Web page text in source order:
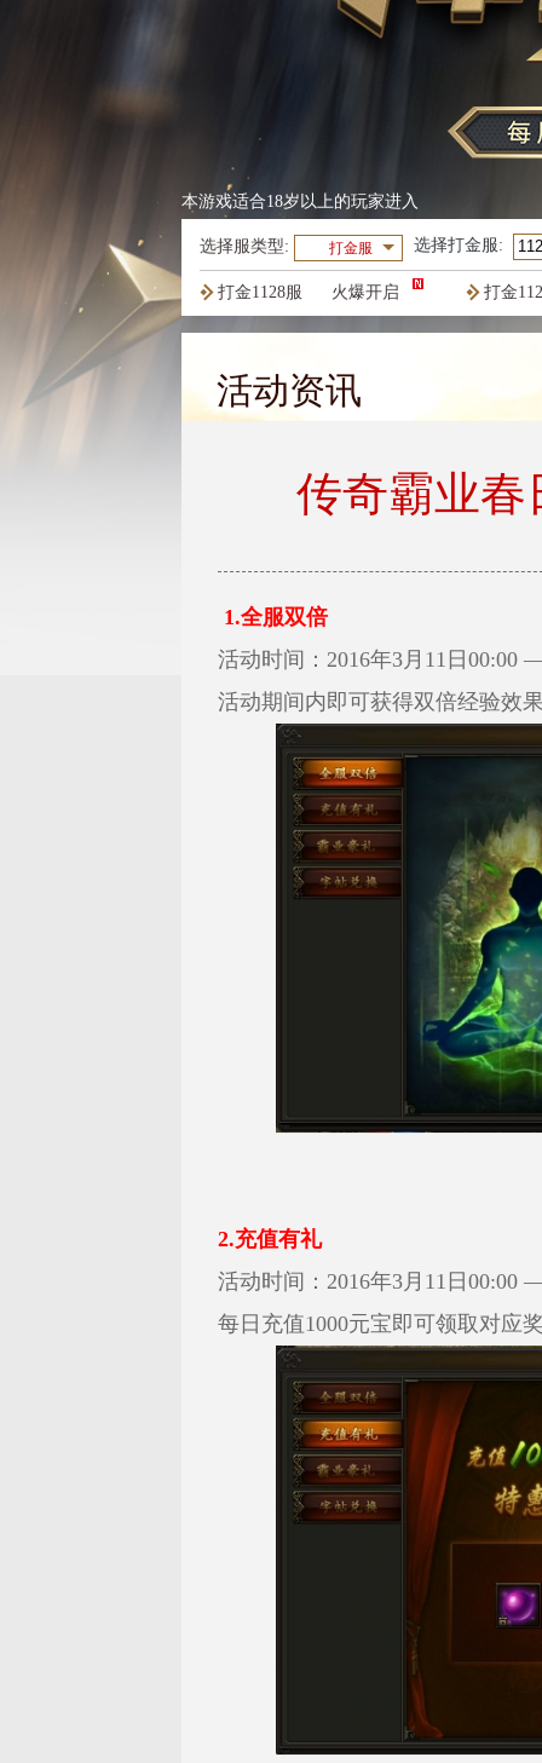
本游戏适合18岁以上的玩家进入
选择服类型: 打金服 选择打金服:
火爆开启
打金1128服 打金
火爆开启
打金1125服 打金
活动资讯
传奇霸业春
1.全服双倍
活动时间：2016年3月11日00:00
活动期间内即可获得双倍经验效
2.充值有礼
活动时间：2016年3月11日00:00
每日充值1000元宝即可领取对应